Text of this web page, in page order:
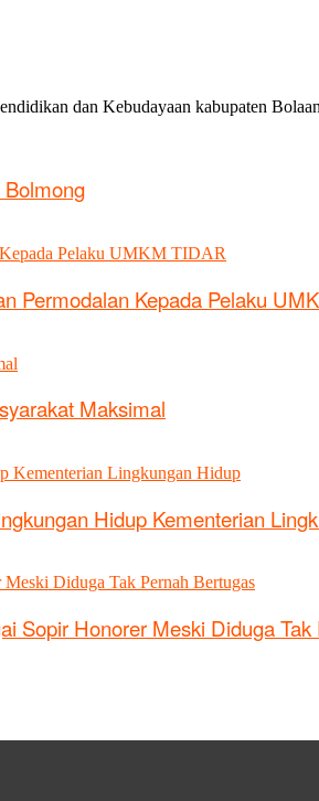
dan Kebudayaan kabupaten
Permodalan Kepada Pelaku
Maksimal
Hidup Kementerian
Sopir Honorer Meski Diduga